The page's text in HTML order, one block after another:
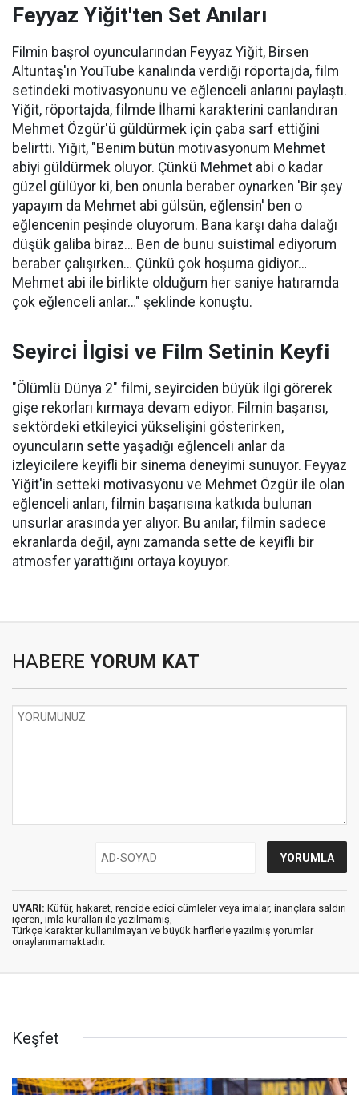
Feyyaz Yiğit'ten Set Anıları
Filmin başrol oyuncularından Feyyaz Yiğit, Birsen
Altuntaş'ın YouTube kanalında verdiği röportajda, film
setindeki motivasyonunu ve eğlenceli anlarını paylaştı.
Yiğit, röportajda, filmde İlhami karakterini canlandıran
Mehmet Özgür'ü güldürmek için çaba sarf ettiğini
belirtti. Yiğit, "Benim bütün motivasyonum Mehmet
abiyi güldürmek oluyor. Çünkü Mehmet abi o kadar
güzel gülüyor ki, ben onunla beraber oynarken 'Bir şey
yapayım da Mehmet abi gülsün, eğlensin' ben o
eğlencenin peşinde oluyorum. Bana karşı daha dalağı
düşük galiba biraz… Ben de bunu suistimal ediyorum
beraber çalışırken… Çünkü çok hoşuma gidiyor…
Mehmet abi ile birlikte olduğum her saniye hatıramda
çok eğlenceli anlar…" şeklinde konuştu.
Seyirci İlgisi ve Film Setinin Keyfi
"Ölümlü Dünya 2" filmi, seyirciden büyük ilgi görerek
gişe rekorları kırmaya devam ediyor. Filmin başarısı,
sektördeki etkileyici yükselişini gösterirken,
oyuncuların sette yaşadığı eğlenceli anlar da
izleyicilere keyifli bir sinema deneyimi sunuyor. Feyyaz
Yiğit'in setteki motivasyonu ve Mehmet Özgür ile olan
eğlenceli anları, filmin başarısına katkıda bulunan
unsurlar arasında yer alıyor. Bu anılar, filmin sadece
ekranlarda değil, aynı zamanda sette de keyifli bir
atmosfer yarattığını ortaya koyuyor.
HABERE YORUM KAT
UYARI: Küfür, hakaret, rencide edici cümleler veya imalar, inançlara saldırı
içeren, imla kuralları ile yazılmamış,
Türkçe karakter kullanılmayan ve büyük harflerle yazılmış yorumlar
onaylanmamaktadır.
Keşfet